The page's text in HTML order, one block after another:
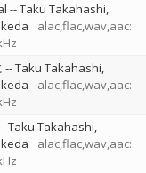
--Taku Takahashi
alac,flac,wav,aac:
--Taku Takahashi
alac,flac,wav,aac:
Taku Takahashi
alac,flac,wav,aac: